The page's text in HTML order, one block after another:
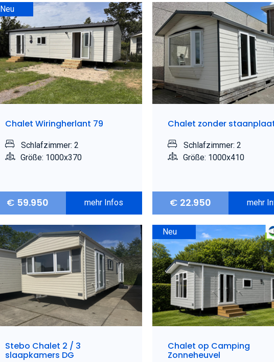
Neu
Chalet Wiringherlant 79
Schlafzimmer: 2
Größe: 1000x370
€ 59.950 mehr Infos
Chalet zonder
Schlafzimmer: 2
Größe: 1000x410
€ 22.950 mehr
Stebo Chalet 2 / 3
slaapkamers DG
Neu
Chalet op Camping
Zonneheuvel